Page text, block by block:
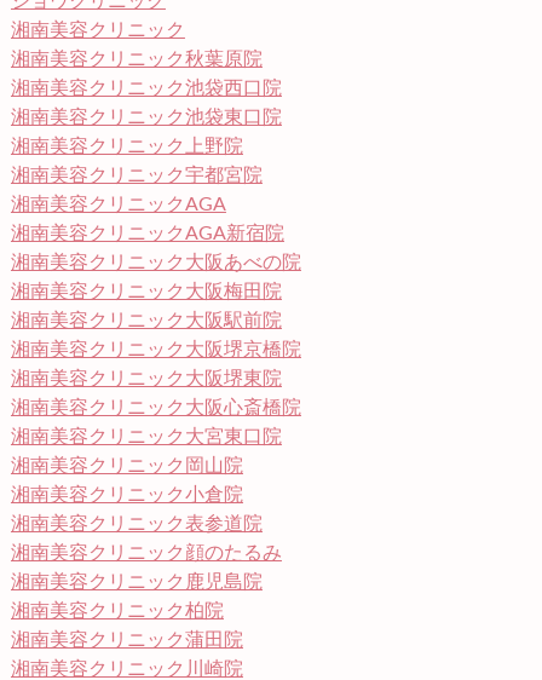
湘南美容クリニック
湘南美容クリニック秋葉原院
湘南美容クリニック池袋西口院
湘南美容クリニック池袋東口院
湘南美容クリニック上野院
湘南美容クリニック宇都宮院
湘南美容クリニックAGA
湘南美容クリニックAGA新宿院
湘南美容クリニック大阪あべの院
湘南美容クリニック大阪梅田院
湘南美容クリニック大阪駅前院
湘南美容クリニック大阪堺京橋院
湘南美容クリニック大阪堺東院
湘南美容クリニック大阪心斎橋院
湘南美容クリニック大宮東口院
湘南美容クリニック岡山院
湘南美容クリニック小倉院
湘南美容クリニック表参道院
湘南美容クリニック顔のたるみ
湘南美容クリニック鹿児島院
湘南美容クリニック柏院
湘南美容クリニック蒲田院
湘南美容クリニック川崎院